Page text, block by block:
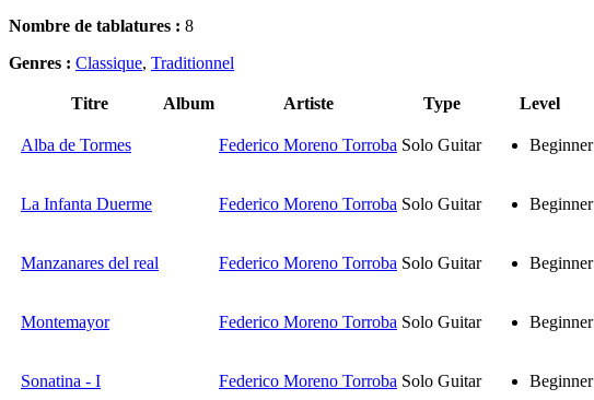
Nombre de tablatures : 8
Genres : Classique, Traditionnel
Titre Album Artiste Type Level
Alba de Tormes Federico Moreno Torroba Solo Guitar Beginner
La Infanta Duerme Federico Moreno Torroba Solo Guitar Beginner
Manzanares del real Federico Moreno Torroba Solo Guitar Beginner
Montemayor Federico Moreno Torroba Solo Guitar Beginner
Sonatina - I Federico Moreno Torroba Solo Guitar Beginner